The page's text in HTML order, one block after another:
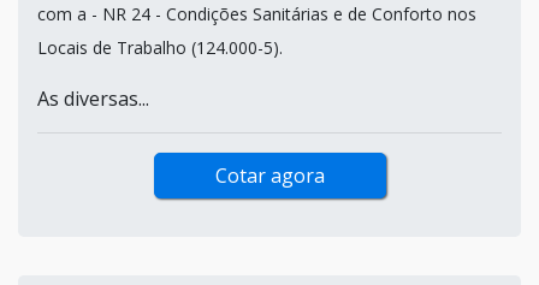
com a - NR 24 - Condições Sanitárias e de Conforto nos
Locais de Trabalho (124.000-5).
As diversas...
Cotar agora